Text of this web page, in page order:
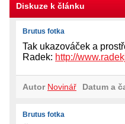
Diskuze k článku
Brutus fotka
Tak ukazováček a
Radek: http://
Autor Novinář Datum a
Brutus fotka